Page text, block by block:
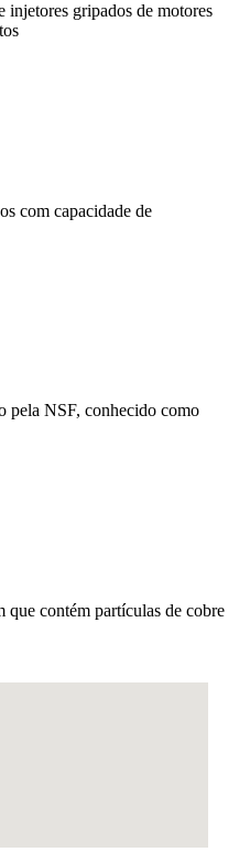
injetores gripados de motores
com capacidade de
pela NSF, conhecido como
que contém partículas de cobre